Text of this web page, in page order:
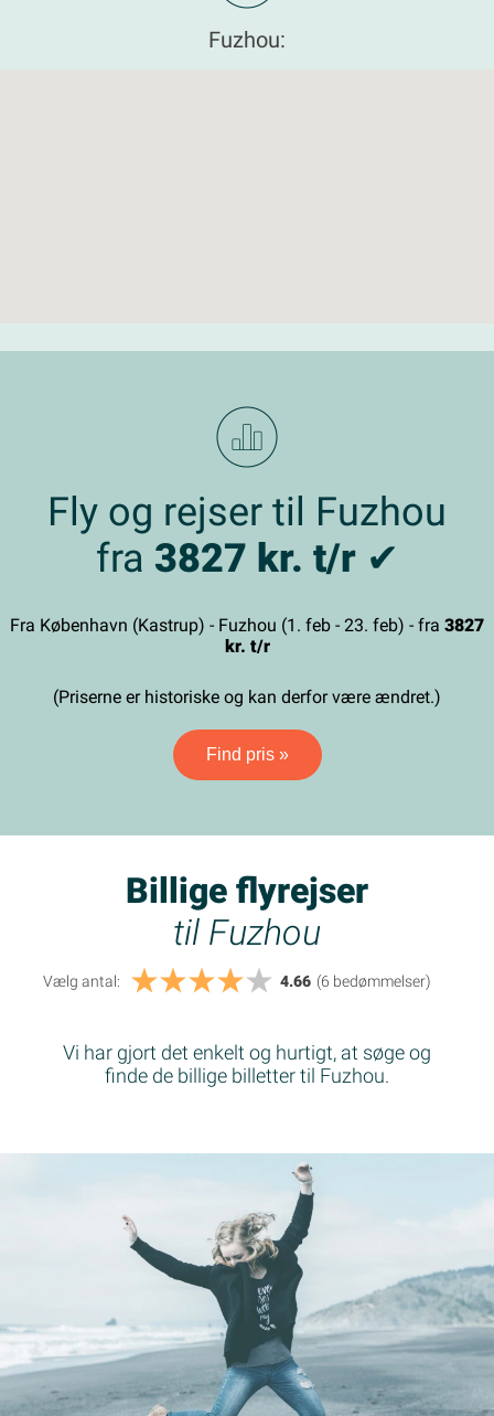
Fuzhou:
Fly og rejser til Fuzhou
fra 3827 kr. t/r✔
Fra København (Kastrup) - Fuzhou (1. feb - 23. feb) - fra 3827
kr. t/r
(Priserne er historiske og kan derfor være ændret.)
Find pris »
Billige flyrejser
til Fuzhou
Vælg antal: 4.66 (6 bedømmelser)
Vi har gjort det enkelt og hurtigt, at søge og
finde de billige billetter til Fuzhou.